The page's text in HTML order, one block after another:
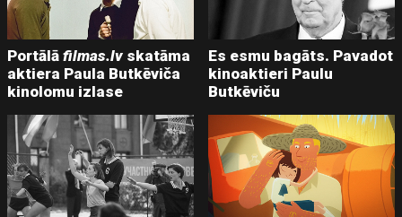
Portālāfilmas.lv skatāma
aktiera Paula Butkēviča
kinolomu izlase
Es esmu bagāts. Pavadot
kinoaktieri Paulu
Butkēviču